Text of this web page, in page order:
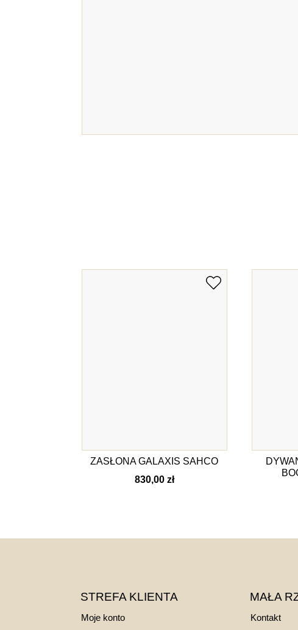
ZASŁONA GALAXIS SAHCO
830,00 zł
STREFA KLIENTA
Moje konto
MAŁA
Kontakt